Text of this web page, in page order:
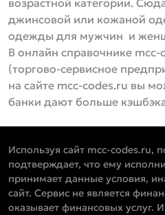
возрастной категории.
джинсовой или кожаной
одежды для мужчин и
В онлайн справочнике mcc-
(торгово-сервисное
на сайте mcc-codes.ru вы
банки дают больше кэшбэка
Используя сайт mcc-codes.ru,
подтверждает, что ему
принимает данные условия,
сайт. Сервис не является
оказывает финансовых услуг.